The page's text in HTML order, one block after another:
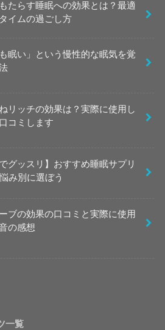
たらす睡眠への効果とは？最適
イムの過ごし方
も眠い」という慢性的な眠気を覚
リッチの効果は？実際に使用し
コミします
でグッスリ】おすすめ睡眠サプリ
み別に選ぼう
ブの効果の口コミと実際に使用
の感想
一覧